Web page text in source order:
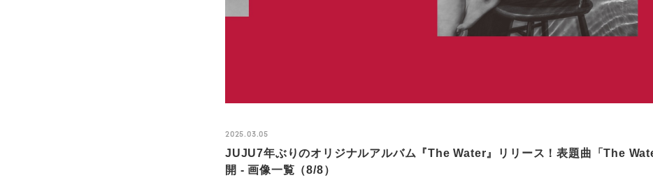
2025.03.05
JUJU7年ぶりのオリジナルアルバム『The Water』リリース！表題曲「The
開 - 画像一覧（8/8）